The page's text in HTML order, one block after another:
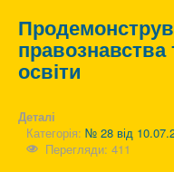
правознавства
освіти
Деталі
Категорія: № 28 від
Перегляди: 411